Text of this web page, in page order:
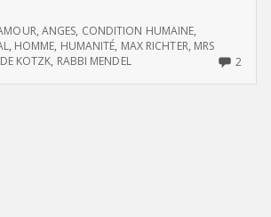
, ANGES, CONDITION HUMAINE,
, HOMME, HUMANITÉ, MAX RICHTER, MRS
KOTZK, RABBI MENDEL 2